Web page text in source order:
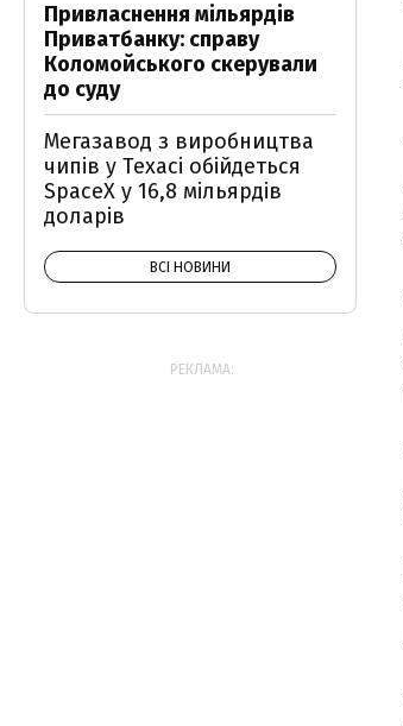
Привласнення мільярдів
Приватбанку: справу
Коломойського скерували
до суду
Мегазавод з виробництва
чипів у Техасі обійдеться
SpaceX у 16,8 мільярдів
доларів
ВСІ НОВИНИ
РЕКЛАМА: